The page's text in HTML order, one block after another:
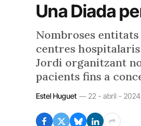
Una Diada
Nombroses
centres
Jordi organitzant
pacients fins a
Estel Huguet 22 - abril -